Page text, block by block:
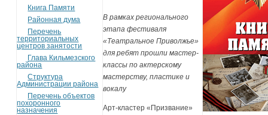
Книга Памяти
Районная дума
Перечень
территориальных
центров занятости
Глава Кильмезского
района
Структура
Администрации района
Перечень объектов
похоронного
назначения
В рамках регионального
этапа фестиваля
«Театральное Приволжье»
для ребят прошли мастер-
классы по актерскому
мастерству, пластике и
вокалу
Арт-кластер «Призвание»